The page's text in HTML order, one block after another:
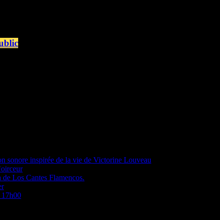
sonore inspirée de la vie de Victorine Louveau
Los Cantes Flamencos.
17h00